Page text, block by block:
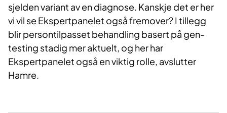
sjelden variant av en diagnose. Kanskje det er her
vi vil se Ekspertpanelet også fremover? I tillegg
blir persontilpasset behandling basert på gen-
testing stadig mer aktuelt, og her har
Ekspertpanelet også en viktig rolle, avslutter
Hamre.